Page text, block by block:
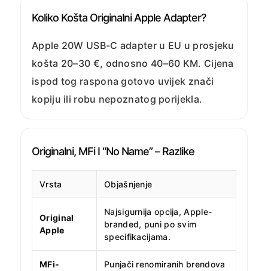
Koliko Košta Originalni Apple Adapter?
Apple 20W USB-C adapter u EU u prosjeku
košta 20–30 €, odnosno 40–60 KM. Cijena
ispod tog raspona gotovo uvijek znači
kopiju ili robu nepoznatog porijekla.
Originalni, MFi I “no Name” – Razlike
Vrsta Objašnjenje
Original
Apple
Najsigurnija opcija, Apple-
branded, puni po svim
specifikacijama.
MFi- Punjači renomiranih brendova